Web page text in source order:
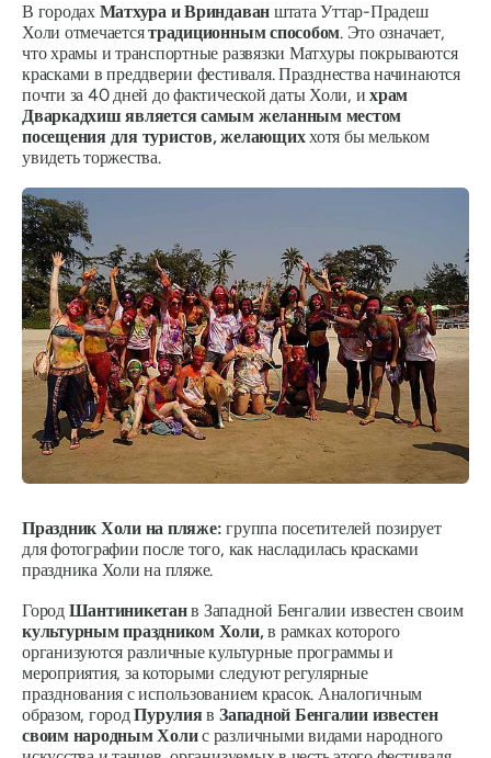
В городах Матхура и Вриндаван штата Уттар-Прадеш
Холи отмечаетсятрадиционным способом. Это означает,
что храмы и транспортные развязки Матхуры покрываются
красками в преддверии фестиваля. Празднества начинаются
почти за 40 дней до фактической даты Холи, ихрам
Дваркадхиш является самым желанным местом
посещения для туристов, желающиххотя бы мельком
увидеть торжества.
Праздник Холи на пляже:группа посетителей позирует
для фотографии после того, как насладилась красками
праздника Холи на пляже.
Город Шантиникетанв Западной Бенгалии известен своим
культурным праздником Холи,в рамках которого
организуются различные культурные программы и
мероприятия, за которыми следуют регулярные
празднования с использованием красок. Аналогичным
образом, городПурулиявЗападной Бенгалии известен
своим народным Холис различными видами народного